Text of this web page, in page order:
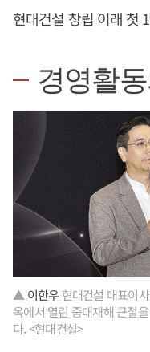
현대건설 창립 이래 첫
경영활
▲ 이한우 현대건설 대표이
옥에서 열린 중대재해 근절
다. <현대건설>